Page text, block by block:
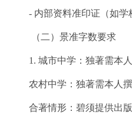
- 内部资料准印证（如学
（二）景准字数要求
1. 城市中学：独著需本
农村中学：独著需本人
合著情形：碧须提供出